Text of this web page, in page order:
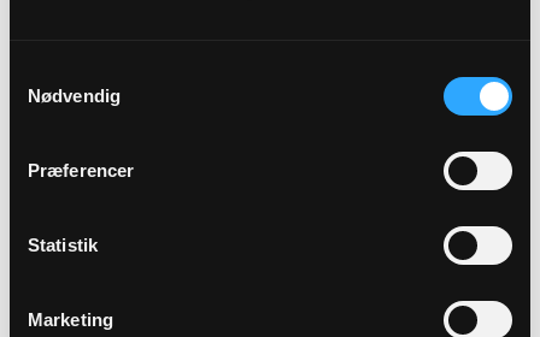
Nødvendig
Præferencer
Statistik
Marketing
Hvis du ønsker at sende os personfølsomme oplysninger
som f.eks. CPR nummer, anbefaler vi, at du laver en sikker
henvendelse.